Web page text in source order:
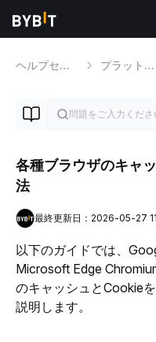
ヘルプセンター プラットフォームのチュートリアル
各種ブラウザのキャ
法
最終更新日：2026-05-27
以下のガイドでは、
Microsoft Edge
のキャッシュとCookie
説明します。